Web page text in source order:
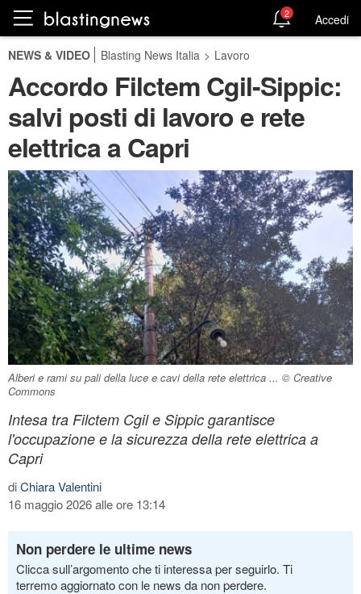
2 Accedi
NEWS & VIDEO Blasting News Italia > Lavoro
Accordo Filctem Cgil-Sippic:
salvi posti di lavoro e rete
elettrica a Capri
Alberi e rami su pali della luce e cavi della rete elettrica ... © Creative
Commons
Intesa tra Filctem Cgil e Sippic garantisce
l'occupazione e la sicurezza della rete elettrica a
Capri
diChiara Valentini
16 maggio 2026 alle ore 13:14
Non perdere le ultime news
Clicca sull’argomento che ti interessa per seguirlo. Ti
terremo aggiornato con le news da non perdere.